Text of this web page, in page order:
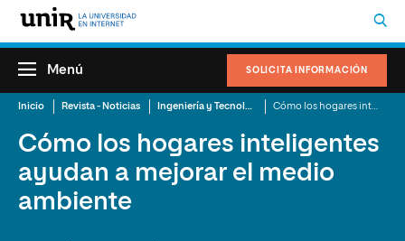
SOLICITA INFORMACIÓN
Menú
Inicio Revista - Noticias Ingeniería y Tecnología
Cómo los hogares inteligentes
ayudan a mejorar el medio
ambiente